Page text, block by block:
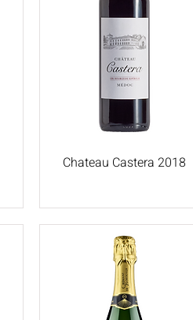
Chateau Castera 2018